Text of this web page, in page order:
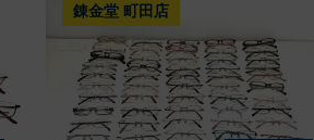
錬金堂 町田店